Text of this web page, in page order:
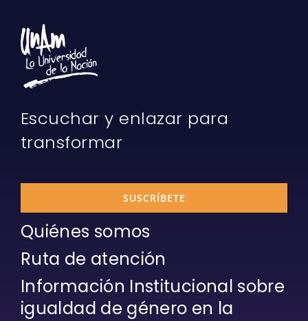
Escuchar y enlazar para
transformar
SUSCRÍBETE
Quiénes somos
Ruta de atención
Información Institucional sobre
igualdad de género en la